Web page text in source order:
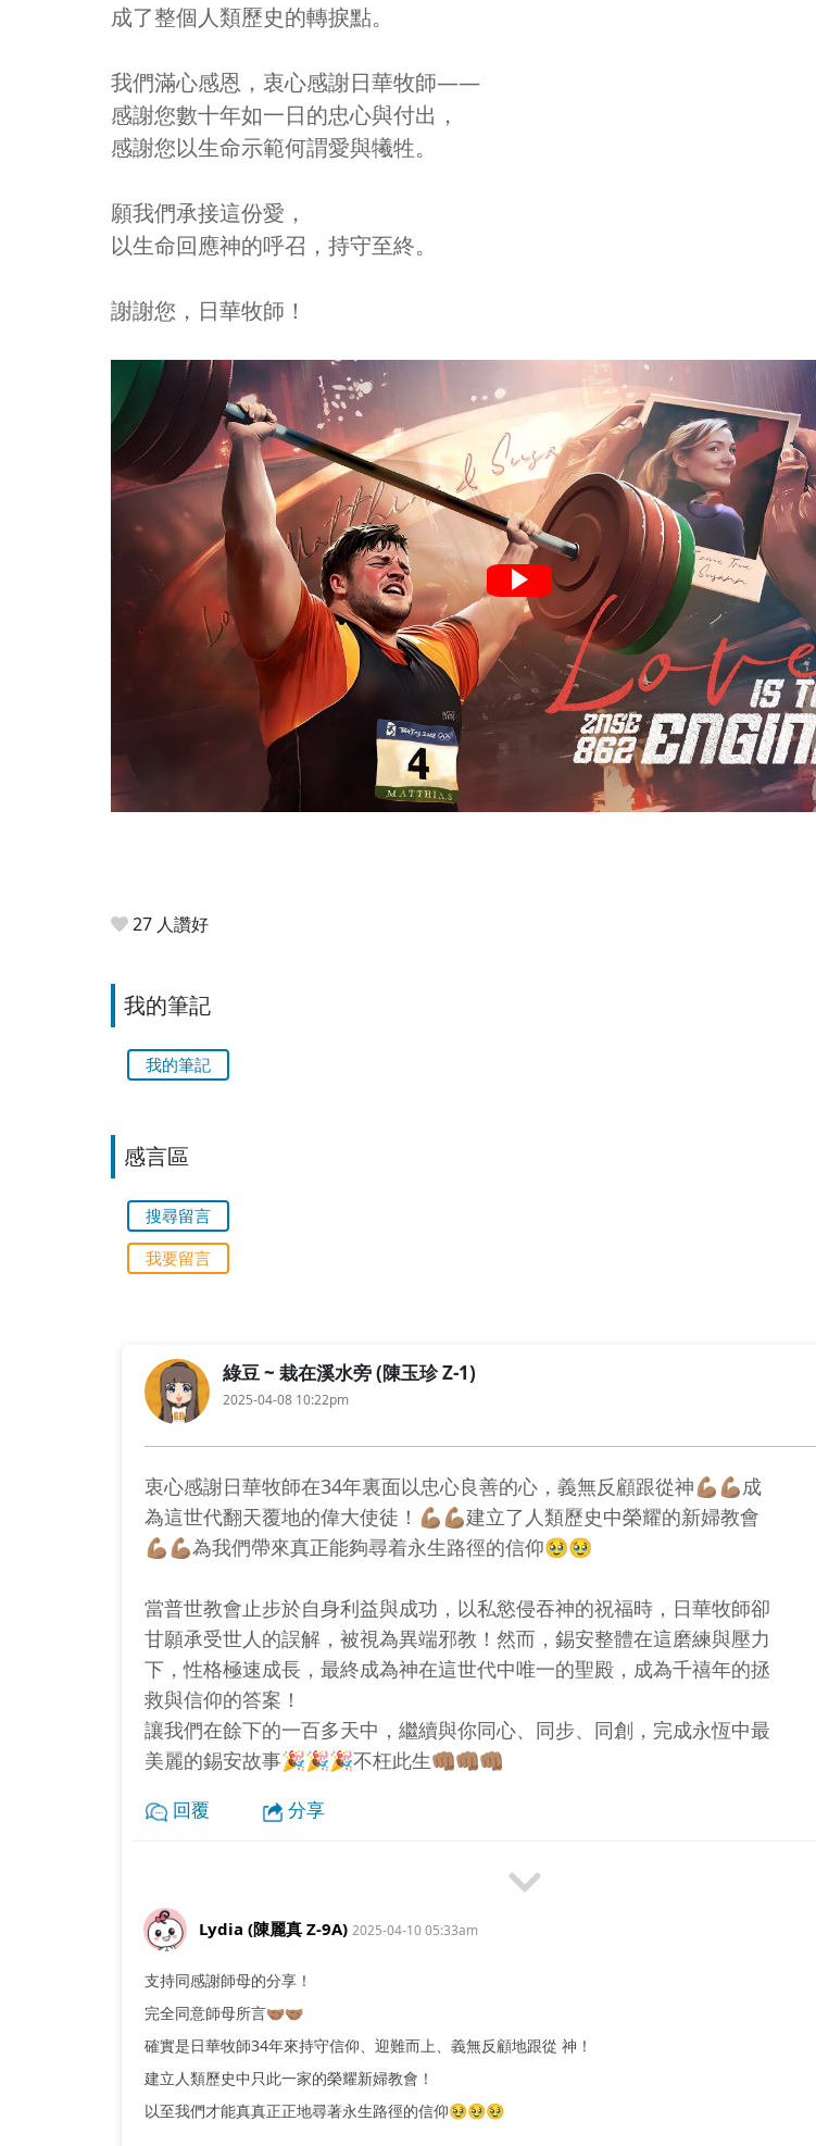
成了整個人類歷史的轉捩點。
我們滿心感恩，衷心感謝日華牧師——
感謝您數十年如一日的忠心與付出，
感謝您以生命示範何謂愛與犧牲。
願我們承接這份愛，
以生命回應神的呼召，持守至終。
謝謝您，日華牧師！
27 人讚好
我的筆記
我的筆記
感言區
搜尋留言
我要留言
綠豆 ~ 栽在溪水旁 (陳玉珍 Z-1)
2025-04-08 10:22pm
衷心感謝日華牧師在34年裏面以忠心良善的心，義無反顧跟從神💪🏽💪🏽成
為這世代翻天覆地的偉大使徒！💪🏽💪🏽建立了人類歷史中榮耀的新婦教會
💪🏽💪🏽為我們帶來真正能夠尋着永生路徑的信仰🥹🥹
當普世教會止步於自身利益與成功，以私慾侵吞神的祝福時，日華牧師卻
甘願承受世人的誤解，被視為異端邪教！然而，錫安整體在這磨練與壓力
下，性格極速成長，最終成為神在這世代中唯一的聖殿，成為千禧年的拯
救與信仰的答案！
讓我們在餘下的一百多天中，繼續與你同心、同步、同創，完成永恆中最
美麗的錫安故事🎉🎉🎉不枉此生👊🏽👊🏽👊🏽
回覆 分享
Lydia (陳麗真 Z-9A) 2025-04-10 05:33am
支持同感謝師母的分享！
完全同意師母所言🤝🏽🤝🏽
確實是日華牧師34年來持守信仰、迎難而上、義無反顧地跟從 神！
建立人類歷史中只此一家的榮耀新婦教會！
以至我們才能真真正正地尋著永生路徑的信仰🥹🥹🥹